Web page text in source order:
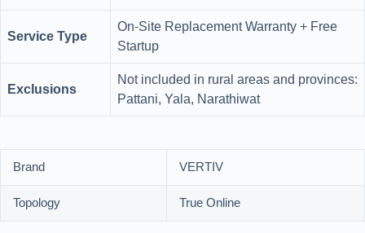
Service Type
On-Site Replacement Warranty + Free
Startup
Exclusions
Not included in rural areas and provinces:
Pattani, Yala, Narathiwat
Brand
VERTIV
Topology
True Online